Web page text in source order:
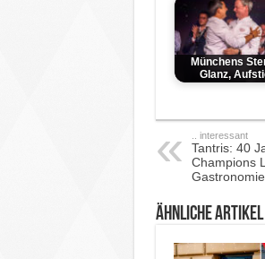
Münchens
Glanz,
.. interessant
Tantris: 40
Champions
Gastronomie
ähnliche Artikel